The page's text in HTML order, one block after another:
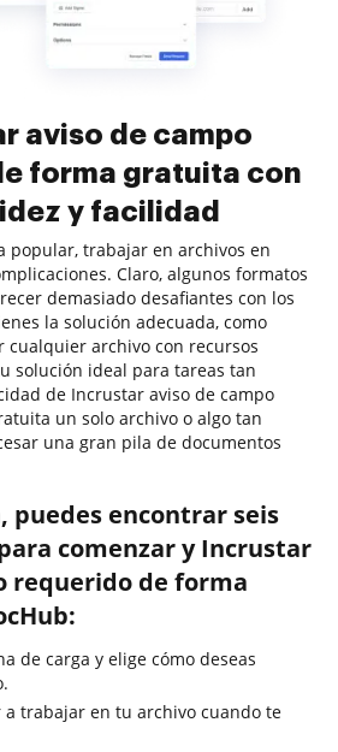
aviso de campo
forma gratuita con
y facilidad
popular, trabajar en archivos en
Claro, algunos formatos
demasiado desafiantes con los
la solución adecuada, como
cualquier archivo con recursos
solución ideal para tareas tan
de Incrustar aviso de campo
un solo archivo o algo tan
una gran pila de documentos
puedes encontrar seis
comenzar y Incrustar
requerido de forma
de carga y elige cómo deseas
a trabajar en tu archivo cuando te